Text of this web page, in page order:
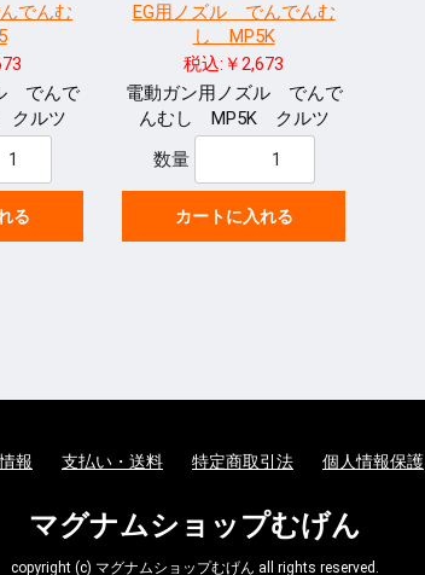
でんむ
でんで
ルツ
る
EG用ノズル でんでんむ
し MP5K
税込:￥2,673
電動ガン用ノズル でんで
んむし MP5K クルツ
数量
カートに入れる
報 支払い・送料 特定商取引法 個人情報保護
マグナムショップむげん
copyright (c) マグナムショップむげん all rights reserved.